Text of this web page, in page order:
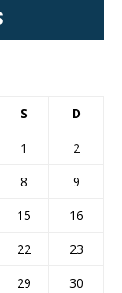
S D
1
2
8
9
15
16
22
23
29
30